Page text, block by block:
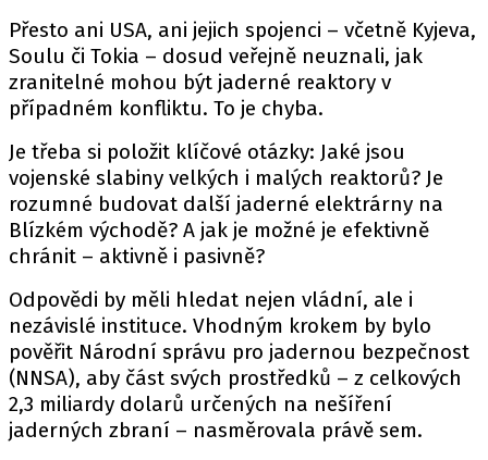
Přesto ani USA, ani jejich spojenci – včetně Kyjeva,
Soulu či Tokia – dosud veřejně neuznali, jak
zranitelné mohou být jaderné reaktory v
případném konfliktu. To je chyba.
Je třeba si položit klíčové otázky: Jaké jsou
vojenské slabiny velkých i malých reaktorů? Je
rozumné budovat další jaderné elektrárny na
Blízkém východě? A jak je možné je efektivně
chránit – aktivně i pasivně?
Odpovědi by měli hledat nejen vládní, ale i
nezávislé instituce. Vhodným krokem by bylo
pověřit Národní správu pro jadernou bezpečnost
(NNSA), aby část svých prostředků – z celkových
2,3 miliardy dolarů určených na nešíření
jaderných zbraní – nasměrovala právě sem.